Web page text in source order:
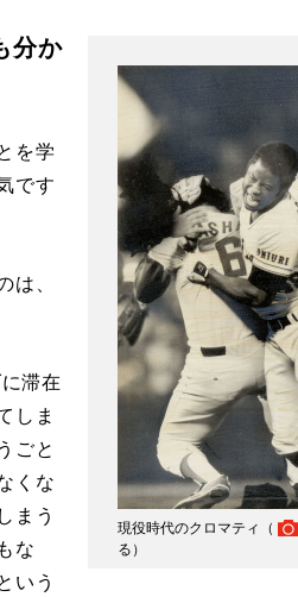
現役時代のクロマティ（
る ）
分か
を学
です
は、
滞在
しま
ごと
くな
まう
な
いう